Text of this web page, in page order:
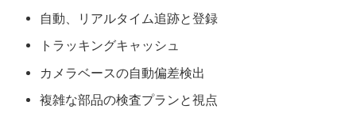
自動、リアルタイム追跡と登録
トラッキングキャッシュ
カメラベースの自動偏差検出
複雑な部品の検査プランと視点